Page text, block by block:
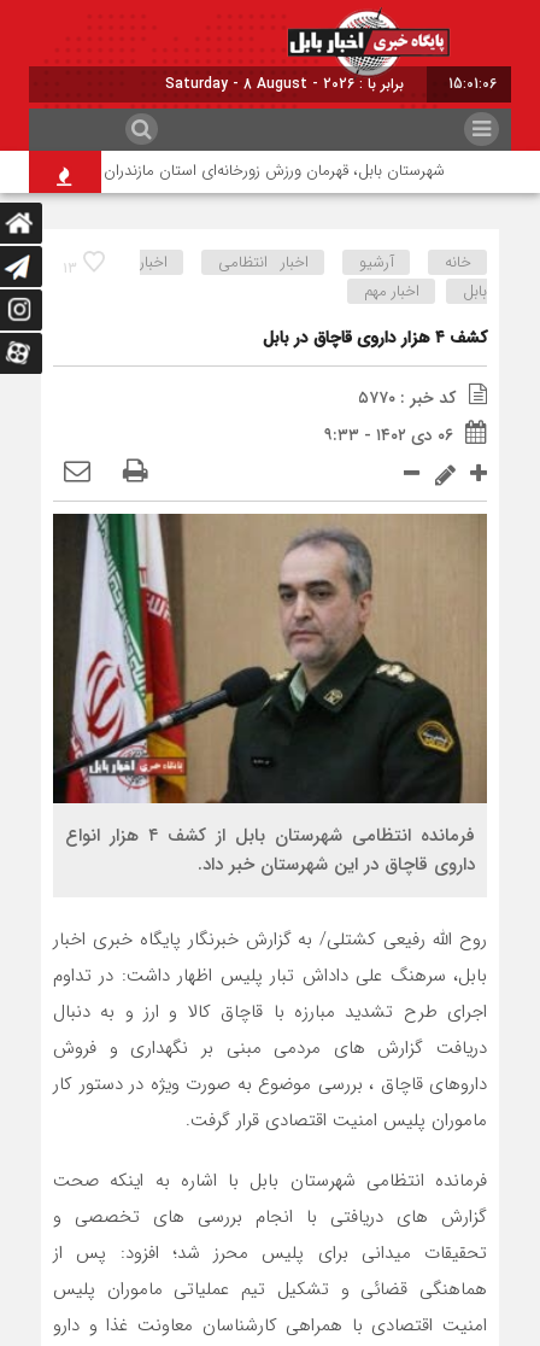
15:01:06 برابر با : Saturday - 8 August - 2026
شهرستان بابل، قهرمان ورزش زورخانه‌ای استان مازندران شد نگرانی
۱۳ خانه آرشیو اخبار انتظامی
اخبار
بابل
اخبار مهم
کشف ۴ هزار داروی قاچاق در بابل
کد خبر : ۵۷۷۰
۰۶ دی ۱۴۰۲ - ۹:۳۳
فرمانده انتظامي شهرستان بابل از کشف ۴ هزار انواع
داروي قاچاق در اين شهرستان خبر داد.
روح الله رفیعی کشتلی/ به گزارش خبرنگار پایگاه خبری اخبار
بابل، سرهنگ علی داداش تبار پلیس اظهار داشت: در تداوم
اجرای طرح تشدید مبارزه با قاچاق کالا و ارز و به دنبال
دریافت گزارش های مردمی مبنی بر نگهداری و فروش
داروهای قاچاق ، بررسی موضوع به صورت ویژه در دستور کار
ماموران پلیس امنیت اقتصادی قرار گرفت.
فرمانده انتظامی شهرستان بابل با اشاره به اینکه صحت
گزارش های دریافتی با انجام بررسی های تخصصی و
تحقیقات میدانی برای پلیس محرز شد؛ افزود: پس از
هماهنگی قضائی و تشکیل تیم عملیاتی ماموران پلیس
امنیت اقتصادی با همراهی کارشناسان معاونت غذا و دارو